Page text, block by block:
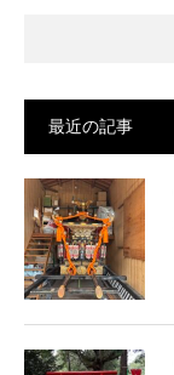
最近の記事